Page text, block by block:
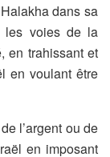
dans sa
les voies de la
en trahissant et
en voulant être
l’argent ou de
en imposant